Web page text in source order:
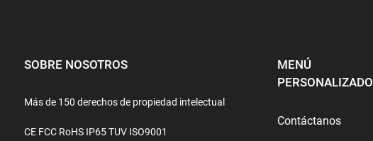
SOBRE NOSOTROS
Más de 150 derechos de propiedad intelectual
CE FCC RoHS IP65 TUV ISO9001
MENÚ
PERSONALIZADO
Contáctanos